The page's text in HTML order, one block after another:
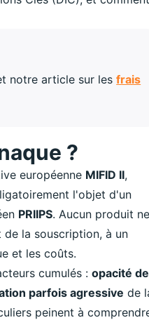
notre article sur lesfrais
?
européenne MIFID II,
l'objet d'un
PRIIPS. Aucun produit
la souscription, à un
et les coûts.
cumulés :opacité
parfois agressive de
peinent à